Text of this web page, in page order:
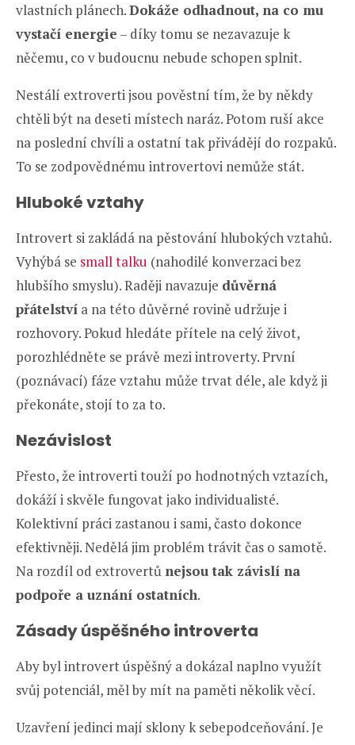
vlastních plánech.Dokáže odhadnout, na co mu
vystačí energie – díky tomu se nezavazuje k
něčemu, co v budoucnu nebude schopen splnit.
Nestálí extroverti jsou pověstní tím, že by někdy
chtěli být na deseti místech naráz. Potom ruší akce
na poslední chvíli a ostatní tak přivádějí do rozpaků.
To se zodpovědnému introvertovi nemůže stát.
Hluboké vztahy
Introvert si zakládá na pěstování hlubokých vztahů.
Vyhýbá se small talku (nahodilé konverzaci bez
hlubšího smyslu). Raději navazuje důvěrná
přátelství a na této důvěrné rovině udržuje i
rozhovory. Pokud hledáte přítele na celý život,
porozhlédněte se právě mezi introverty. První
(poznávací) fáze vztahu může trvat déle, ale když ji
překonáte, stojí to za to.
Nezávislost
Přesto, že introverti touží po hodnotných vztazích,
dokáží i skvěle fungovat jako individualisté.
Kolektivní práci zastanou i sami, často dokonce
efektivněji. Nedělá jim problém trávit čas o samotě.
Na rozdíl od extrovertů nejsou tak závislí na
podpoře a uznání ostatních.
Zásady úspěšného introverta
Aby byl introvert úspěšný a dokázal naplno využít
svůj potenciál, měl by mít na paměti několik věcí.
Uzavření jedinci mají sklony k sebepodceňování. Je